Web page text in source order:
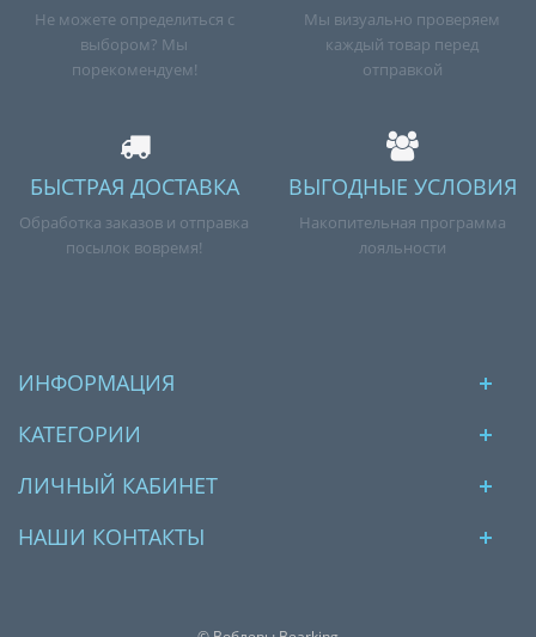
Не можете определиться с
выбором? Мы
порекомендуем!
Мы визуально проверяем
каждый товар перед
отправкой
БЫСТРАЯ ДОСТАВКА
Обработка заказов и отправка
посылок вовремя!
ВЫГОДНЫЕ УСЛОВИЯ
Накопительная программа
лояльности
ИНФОРМАЦИЯ
КАТЕГОРИИ
ЛИЧНЫЙ КАБИНЕТ
НАШИ КОНТАКТЫ